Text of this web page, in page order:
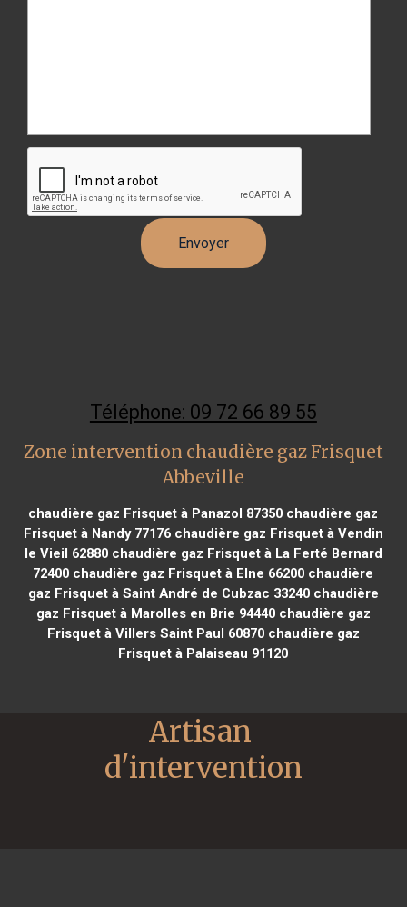
Téléphone: 09 72 66 89 55
Zone intervention chaudière gaz Frisquet
Abbeville
chaudière gaz Frisquet à Panazol 87350 chaudière gaz
Frisquet à Nandy 77176chaudière gaz Frisquet à Vendin
le Vieil 62880chaudière gaz Frisquet à La Ferté Bernard
72400 chaudière gaz Frisquet à Elne 66200 chaudière
gaz Frisquet à Saint André de Cubzac 33240chaudière
gaz Frisquet à Marolles en Brie 94440chaudière gaz
Frisquet à Villers Saint Paul 60870chaudière gaz
Frisquet à Palaiseau 91120
Artisan
d'intervention